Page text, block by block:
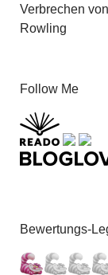
Verbrechen
Rowling
Follow Me
Bewertungs-